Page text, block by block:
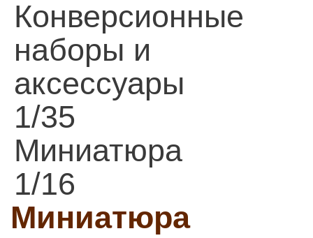
Конверсионные
наборы и
аксессуары
1/35
Миниатюра
1/16
Миниатюра